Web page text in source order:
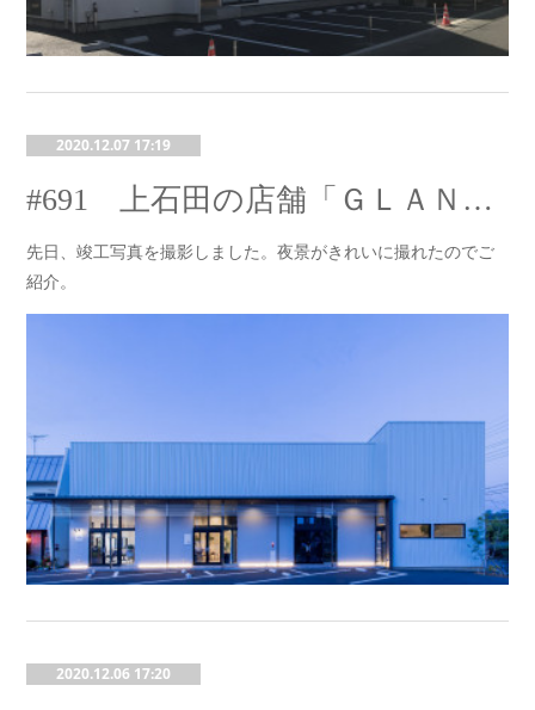
2020.12.07 17:19
#691 上石田の店舗「ＧＬＡＮＺ」
先日、竣工写真を撮影しました。夜景がきれいに撮れたのでご
紹介。
2020.12.06 17:20